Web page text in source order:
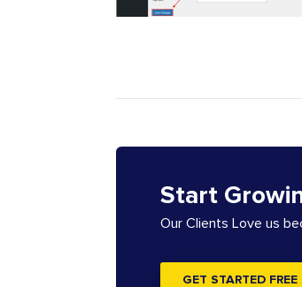
Start
Our Clients Love us
GET STARTED FREE